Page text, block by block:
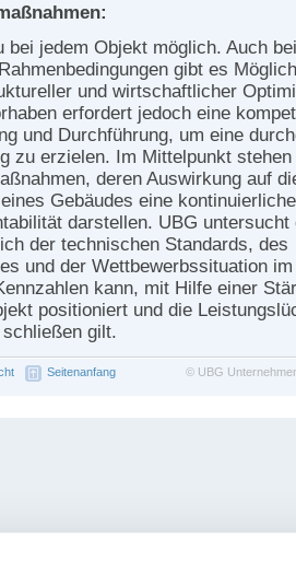
bei jedem Objekt möglich. Auch
gibt es
und wirtschaftlicher
erfordert jedoch eine
und Durchführung, um eine
zu erzielen. Im Mittelpunkt stehen
deren Auswirkung auf
Gebäudes eine
darstellen. UBG untersucht
der technischen Standards, des
und der Wettbewerbssituation
kann, mit Hilfe einer
positioniert und die
gilt.
© UBG
Seitenanfang